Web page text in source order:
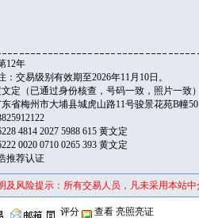
12年
：交易级别有效期至2026年11月10日。
定（已通过身份核查，号码一致，照片一致）
省梅州市大埔县城虎山路11号骏景花苑B幢
4814 2027 5988 615 黄文定
0020 0710 0265 393 黄文定
推荐认证
及风险提示：所有交易人员，凡未采用本站中
评分 查看 亮照亮证